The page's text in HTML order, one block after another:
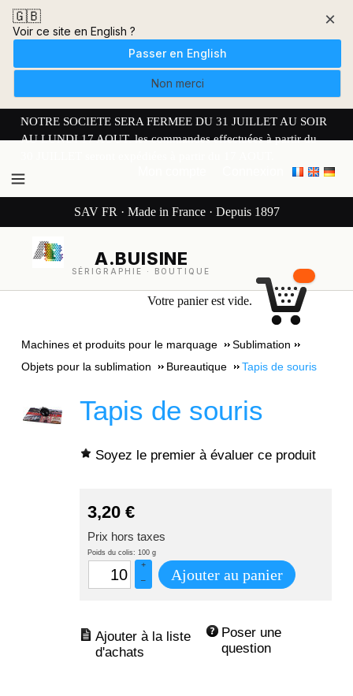
🇬🇧
Voir ce site en English ?
Passer en English
Non merci
×
NOTRE SOCIETE SERA FERMEE DU 31 JUILLET AU SOIR
AU LUNDI 17 AOUT. les commandes effectuées à partir du
SAV FR · Made in France · Depuis 1897
A.BUISINE
SÉRIGRAPHIE · BOUTIQUE
Votre panier est vide.
Machines et produits pour le marquage
Sublimation
Objets pour la sublimation
Bureautique Tapis de souris
Tapis de souris
Soyez le premier à évaluer ce produit
3,20 €
Prix hors taxes
Poids du colis: 100 g
+
–
Ajouter au panier
Poser une
question